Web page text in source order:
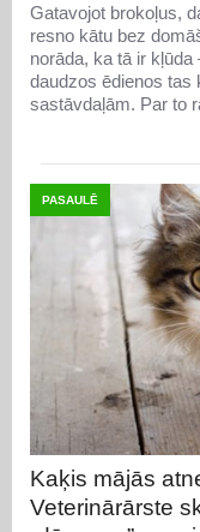
Gatavojot brokoļus,
resno kātu bez
norāda, ka tā ir
daudzos ēdienos tas
sastāvdaļām. Par to
PASAULĒ
Kaķis mājās
Veterinārārste